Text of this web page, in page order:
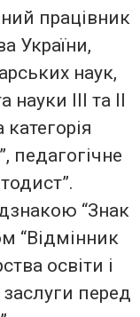
працівник
України,
наук,
науки III та II
педагогічне
“Знак
“Відмінник
освіти і
перед